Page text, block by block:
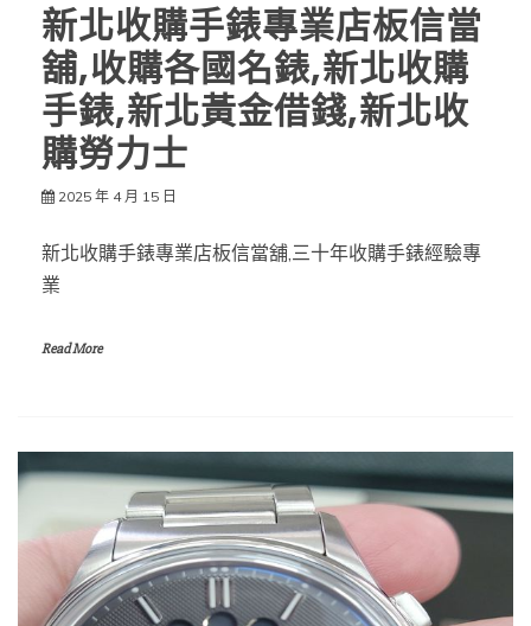
新北收購手錶專業店板信當
舖,收購各國名錶,新北收購
手錶,新北黃金借錢,新北收
購勞力士
2025 年 4 月 15 日
新北收購手錶專業店板信當舖,三十年收購手錶經驗專
業
Read More